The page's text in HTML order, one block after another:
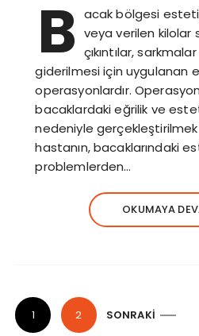
B acak bölgesi
veya verilen kilolar
çıkıntılar,
giderilmesi için uygulanan
operasyonlardır.
bacaklardaki eğrilik ve
nedeniyle
hastanın, bacaklarındaki
problemlerden…
OKUMAYA
Y1 2 SONRAKI